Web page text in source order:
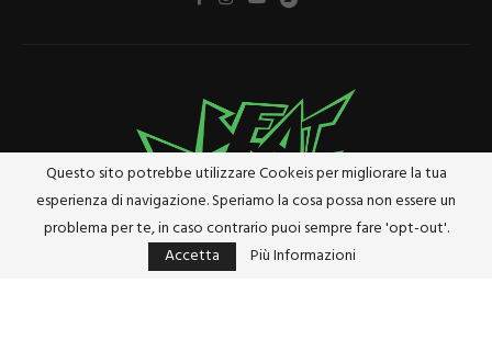
Cookie Policy
Questo sito potrebbe utilizzare Cookeis per migliorare la tua
esperienza di navigazione. Speriamo la cosa possa non essere un
problema per te, in caso contrario puoi sempre fare 'opt-out'.
Accetta
Più Informazioni